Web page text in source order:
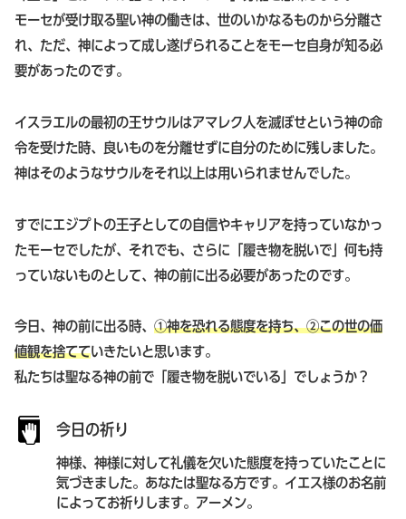
モーセが受け取る聖い神の働きは、世のいかなるものから分離さ
れ、ただ、神によって成し遂げられることをモーセ自身が知る必
要があったのです。
イスラエルの最初の王サウルはアマレク人を滅ぼせという神の命
令を受けた時、良いものを分離せずに自分のために残しました。
神はそのようなサウルをそれ以上は用いられませんでした。
すでにエジプトの王子としての自信やキャリアを持っていなかっ
たモーセでしたが、それでも、さらに「履き物を脱いで」何も持
っていないものとして、神の前に出る必要があったのです。
今日、神の前に出る時、 ①神を恐れる態度を持ち、②この世の価
値観を捨てていきたいと思います。
私たちは聖なる神の前で「履き物を脱いでいる」でしょうか？
今日の祈り
神様、神様に対して礼儀を欠いた態度を持っていたことに
気づきました。あなたは聖なる方です。イエス様のお名前
によってお祈りします。アーメン。